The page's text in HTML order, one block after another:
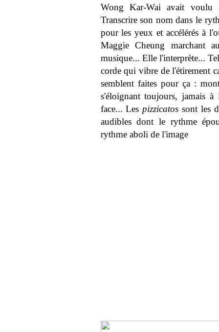
Wong Kar-Wai avait voulu
Transcrire son nom dans le
pour les yeux et accélérés à
Maggie Cheung marchant
musique... Elle l'interprète...
corde qui vibre de l'étirement
semblent faites pour ça :
s'éloignant toujours, jamais
face... Les pizzicatos sont les
audibles dont le rythme
rythme aboli de l'image